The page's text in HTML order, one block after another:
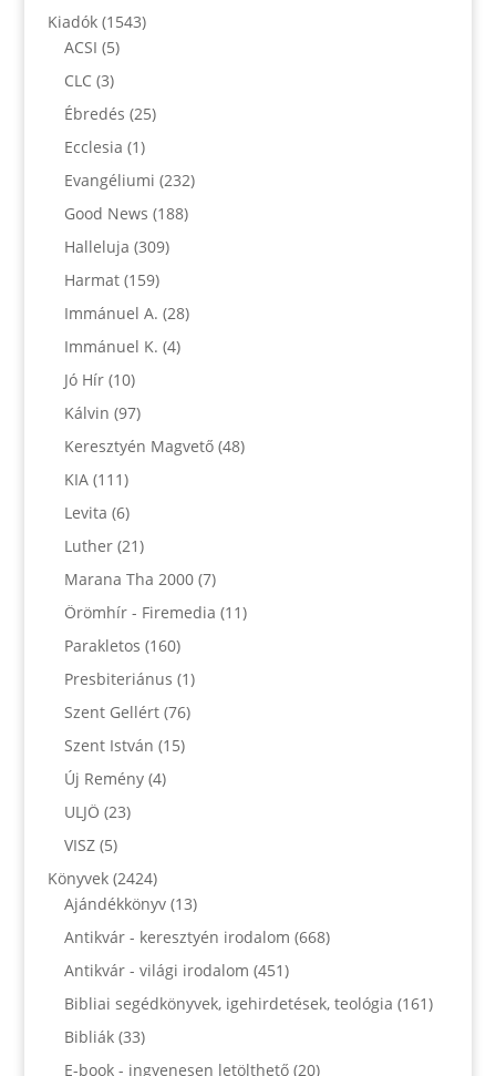
Kiadók (1543)
ACSI (5)
CLC (3)
Ébredés (25)
Ecclesia (1)
Evangéliumi (232)
Good News (188)
Halleluja (309)
Harmat (159)
Immánuel A. (28)
Immánuel K. (4)
Jó Hír (10)
Kálvin (97)
Keresztyén Magvető (48)
KIA (111)
Levita (6)
Luther (21)
Marana Tha 2000 (7)
Örömhír - Firemedia (11)
Parakletos (160)
Presbiteriánus (1)
Szent Gellért (76)
Szent István (15)
Új Remény (4)
ULJÖ (23)
VISZ (5)
Könyvek (2424)
Ajándékkönyv (13)
Antikvár - keresztyén irodalom (668)
Antikvár - világi irodalom (451)
Bibliai segédkönyvek, igehirdetések, teológia (161)
Bibliák (33)
E-book - ingyenesen letölthető (20)